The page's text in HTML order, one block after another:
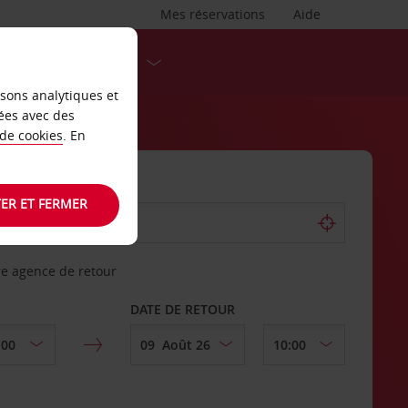
Aide
Mes réservations
agence de retour
DATE DE RETOUR
analytiques et
avec des
cookies. En
ET FERMER